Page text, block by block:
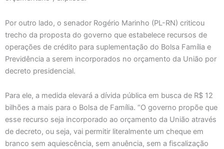
Por outro lado, o senador Rogério Marinho (PL-RN) criticou
trecho da proposta do governo que estabelece recursos de
operações de crédito para suplementação do Bolsa Família e
Previdência a serem incorporados no orçamento da União por
decreto presidencial.
Para ele, a medida elevará a dívida pública em busca de R$ 12
bilhões a mais para o Bolsa de Família. “O governo propõe que
esse recurso seja incorporado ao orçamento da União através
de decreto, ou seja, vai permitir literalmente um cheque em
branco sem aquiescência, sem anuência, sem a fiscalização